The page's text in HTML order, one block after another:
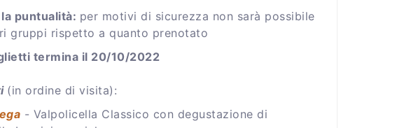
la puntualità: per motivi di sicurezza non sarà possibile
gruppi rispetto a quanto prenotato
termina il 20/10/2022
(in ordine di visita):
- Valpolicella Classico con degustazione di